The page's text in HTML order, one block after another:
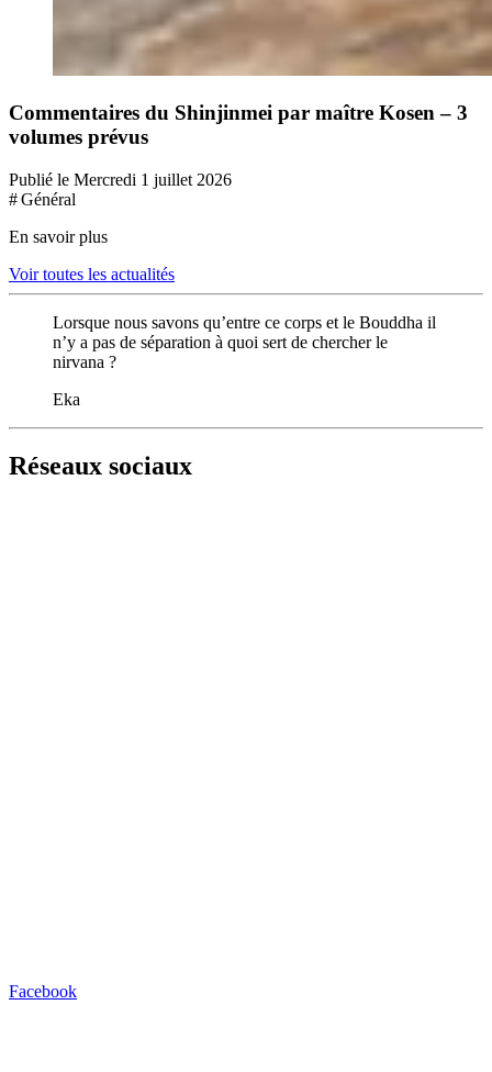
Commentaires du Shinjinmei par maître Kosen – 3
volumes prévus
Publié le Mercredi 1 juillet 2026
# Général
En savoir plus
Voir toutes les actualités
Lorsque nous savons qu’entre ce corps et le Bouddha il
n’y a pas de séparation à quoi sert de chercher le
nirvana ?
Eka
Réseaux sociaux
Facebook